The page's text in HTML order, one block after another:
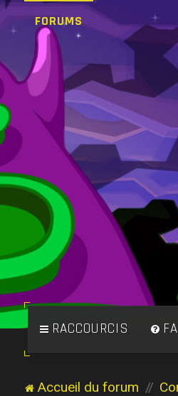
FORUMS
RACCOURCIS
Accueil du forum